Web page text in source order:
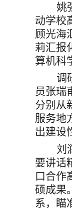
姚
动学校
顾光海
莉汇报
算机科
调
员张瑞
分别从
服务地
出建设
刘
要讲话
口合作
硕成果
系， 瞄